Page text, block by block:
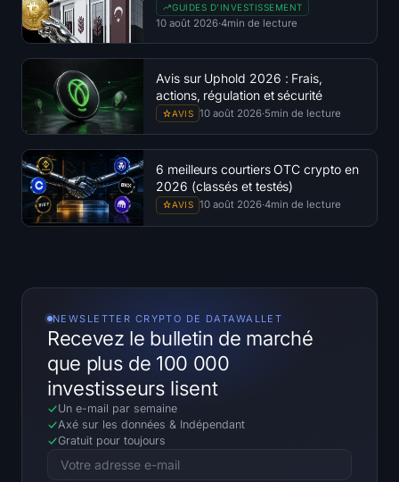
GUIDES D'INVESTISSEMENT
10 août 2026·4min de lecture
Avis sur Uphold 2026 : Frais,
actions, régulation et sécurité
AVIS 10 août 2026·5min de lecture
6 meilleurs courtiers OTC crypto en
2026 (classés et testés)
AVIS 10 août 2026·4min de lecture
NEWSLETTER CRYPTO DE DATAWALLET
Recevez le bulletin de marché
que plus de 100 000
investisseurs lisent
Un e-mail par semaine
Axé sur les données & Indépendant
Gratuit pour toujours